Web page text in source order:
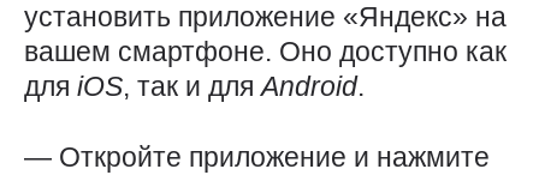
установить приложение «Яндекс» на
вашем смартфоне. Оно доступно как
для iOS, так и дляAndroid.
— Откройте приложение и нажмите